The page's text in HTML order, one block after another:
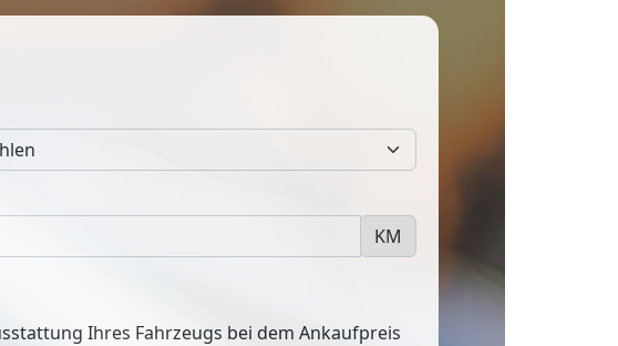
KM
Ihres Fahrzeugs bei dem Ankaufpreis